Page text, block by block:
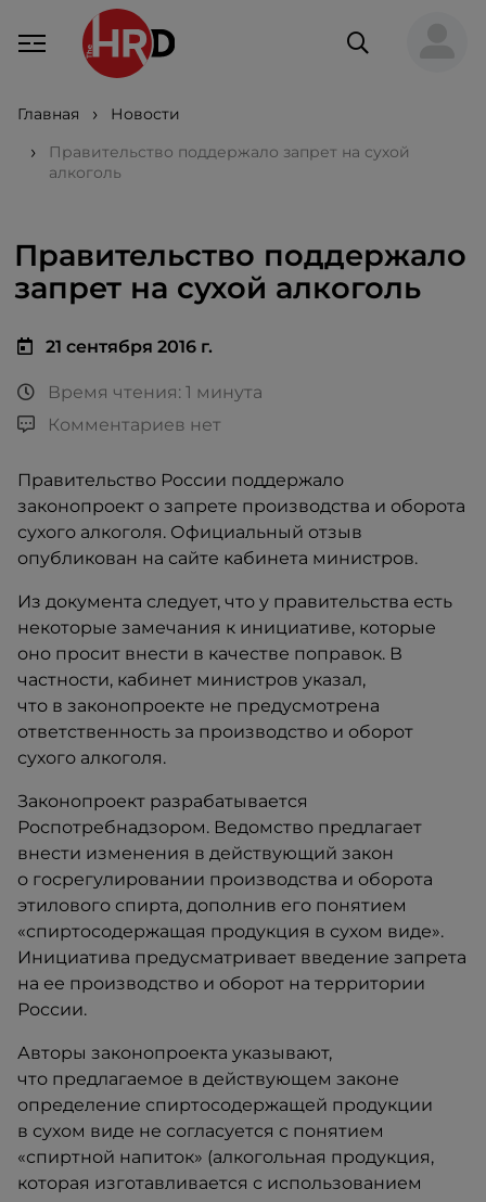
Главная
Новости
Правительство поддержало запрет на сухой
алкоголь
Правительство поддержало
запрет на сухой алкоголь
21 сентября 2016 г.
Время чтения: 1 минута
Комментариев нет
Правительство России поддержало
законопроект о запрете производства и оборота
сухого алкоголя. Официальный отзыв
опубликован на сайте кабинета министров.
Из документа следует, что у правительства есть
некоторые замечания к инициативе, которые
оно просит внести в качестве поправок. В
частности, кабинет министров указал,
что в законопроекте не предусмотрена
ответственность за производство и оборот
сухого алкоголя.
Законопроект разрабатывается
Роспотребнадзором. Ведомство предлагает
внести изменения в действующий закон
о госрегулировании производства и оборота
этилового спирта, дополнив его понятием
«спиртосодержащая продукция в сухом виде».
Инициатива предусматривает введение запрета
на ее производство и оборот на территории
России.
Авторы законопроекта указывают,
что предлагаемое в действующем законе
определение спиртосодержащей продукции
в сухом виде не согласуется с понятием
«спиртной напиток» (алкогольная продукция,
которая изготавливается с использованием